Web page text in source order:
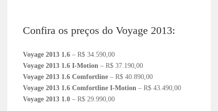
Confira os preços do Voyage 2013:
Voyage 2013 1.6 – R$ 34.590,00
Voyage 2013 1.6 I-Motion – R$ 37.190,00
Voyage 2013 1.6 Comfortline – R$ 40.890,00
Voyage 2013 1.6 Comfortline I-Motion – R$ 43.490,00
Voyage 2013 1.0 – R$ 29.990,00